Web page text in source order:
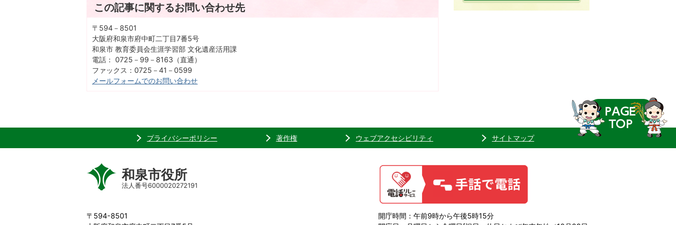
この記事に関するお問い合わせ先
〒594－8501
大阪府和泉市府中町二丁目7番5号
和泉市 教育委員会生涯学習部 文化遺産活用課
電話： 0725－99－8163（直通）
ファックス：0725－41－0599
メールフォームでのお問い合わせ
プライバシーポリシー 著作権 ウェブアクセシビリティ サイトマップ
和泉市役所
法人番号6000020272191
〒594-8501
開庁時間：午前9時から午後5時15分